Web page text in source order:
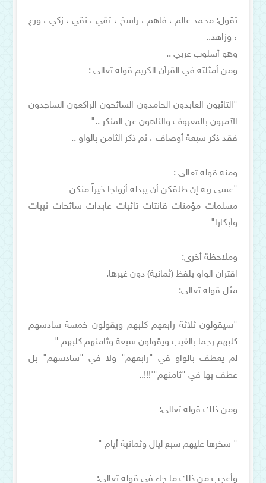
تقول: محمد عالم ، فاهم ، راسخ ، تقي ، نقي ، زكي ، ورع
، وزاهد..
وهو أسلوب عربي ..
ومن أمثلته في القرآن الكريم قوله تعالى :
"التائبون العابدون الحامدون السائحون الراكعون الساجدون
الآمرون بالمعروف والناهون عن المنكر .."
فقد ذكر سبعة أوصاف ، ثم ذكر الثامن بالواو ..
ومنه قوله تعالى :
"عسى ربه إن طلقكن أن يبدله أزواجا خيراً منكن
مسلمات مؤمنات قانتات تائبات عابدات سائحات ثيبات
وأبكارا"
وملاحظة أخرى:
اقتران الواو بلفظ (ثمانية) دون غيرها.
مثل قوله تعالى:
"سيقولون ثلاثة رابعهم كلبهم ويقولون خمسة سادسهم
كلبهم رجما بالغيب ويقولون سبعة وثامنهم كلبهم "
لم يعطف بالواو في "رابعهم" ولا في "سادسهم" بل
عطف بها في "ثامنهم"'!!!..
ومن ذلك قوله تعالى:
" سخرها عليهم سبع ليال وثمانية أيام "
وأعجب من ذلك ما جاء في قوله تعالى: